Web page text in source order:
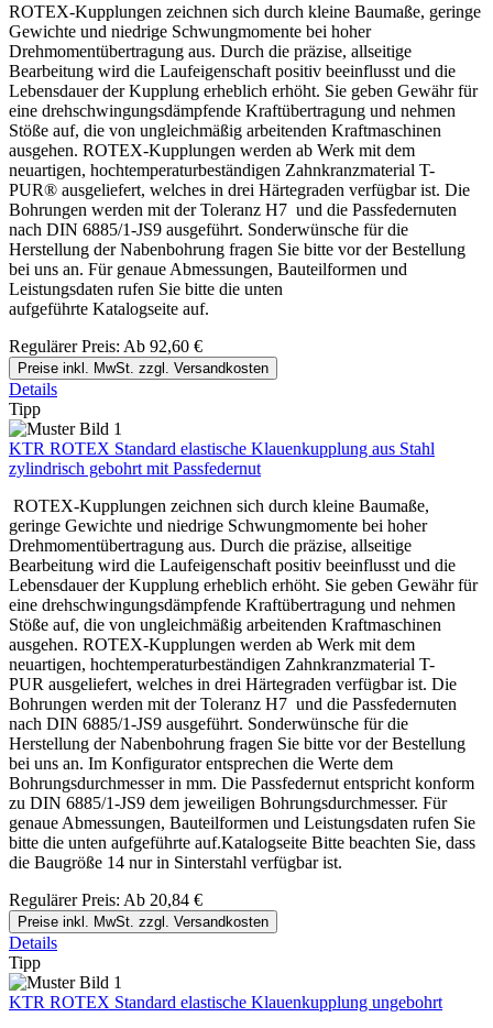
ROTEX-Kupplungen zeichnen sich durch kleine Baumaße, geringe
Gewichte und niedrige Schwungmomente bei hoher
Drehmomentübertragung aus. Durch die präzise, allseitige
Bearbeitung wird die Laufeigenschaft positiv beeinflusst und die
Lebensdauer der Kupplung erheblich erhöht. Sie geben Gewähr für
eine drehschwingungsdämpfende Kraftübertragung und nehmen
Stöße auf, die von ungleichmäßig arbeitenden Kraftmaschinen
ausgehen. ROTEX-Kupplungen werden ab Werk mit dem
neuartigen, hochtemperaturbeständigen Zahnkranzmaterial T-
PUR® ausgeliefert, welches in drei Härtegraden verfügbar ist. Die
Bohrungen werden mit der Toleranz H7 und die Passfedernuten
nach DIN 6885/1-JS9 ausgeführt. Sonderwünsche für die
Herstellung der Nabenbohrung fragen Sie bitte vor der Bestellung
bei uns an. Für genaue Abmessungen, Bauteilformen und
Leistungsdaten rufen Sie bitte die unten
aufgeführte Katalogseite auf.
Regulärer Preis: Ab 92,60 €
Preise inkl. MwSt. zzgl. Versandkosten
Details
Tipp
KTR ROTEX Standard elastische Klauenkupplung aus Stahl
zylindrisch gebohrt mit Passfedernut
ROTEX-Kupplungen zeichnen sich durch kleine Baumaße,
geringe Gewichte und niedrige Schwungmomente bei hoher
Drehmomentübertragung aus. Durch die präzise, allseitige
Bearbeitung wird die Laufeigenschaft positiv beeinflusst und die
Lebensdauer der Kupplung erheblich erhöht. Sie geben Gewähr für
eine drehschwingungsdämpfende Kraftübertragung und nehmen
Stöße auf, die von ungleichmäßig arbeitenden Kraftmaschinen
ausgehen. ROTEX-Kupplungen werden ab Werk mit dem
neuartigen, hochtemperaturbeständigen Zahnkranzmaterial T-
PUR ausgeliefert, welches in drei Härtegraden verfügbar ist. Die
Bohrungen werden mit der Toleranz H7 und die Passfedernuten
nach DIN 6885/1-JS9 ausgeführt. Sonderwünsche für die
Herstellung der Nabenbohrung fragen Sie bitte vor der Bestellung
bei uns an. Im Konfigurator entsprechen die Werte dem
Bohrungsdurchmesser in mm. Die Passfedernut entspricht konform
zu DIN 6885/1-JS9 dem jeweiligen Bohrungsdurchmesser. Für
genaue Abmessungen, Bauteilformen und Leistungsdaten rufen Sie
bitte die unten aufgeführte auf.Katalogseite Bitte beachten Sie, dass
die Baugröße 14 nur in Sinterstahl verfügbar ist.
Regulärer Preis: Ab 20,84 €
Preise inkl. MwSt. zzgl. Versandkosten
Details
Tipp
KTR ROTEX Standard elastische Klauenkupplung ungebohrt